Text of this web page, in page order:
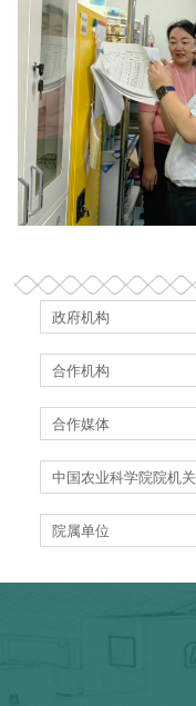
政府机构
合作机构
合作媒体
中国农业科学院院机关
院属单位